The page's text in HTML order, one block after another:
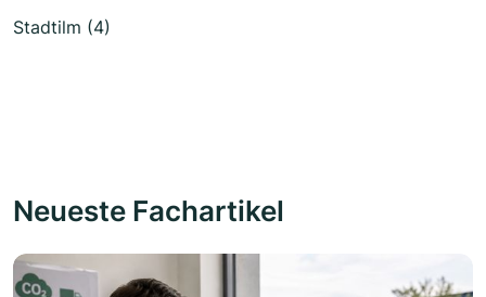
Stadtilm (4)
Neueste Fachartikel